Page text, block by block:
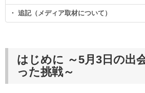
・ 追記（メディア取材について）
はじめに ～5月3日の出
った挑戦～